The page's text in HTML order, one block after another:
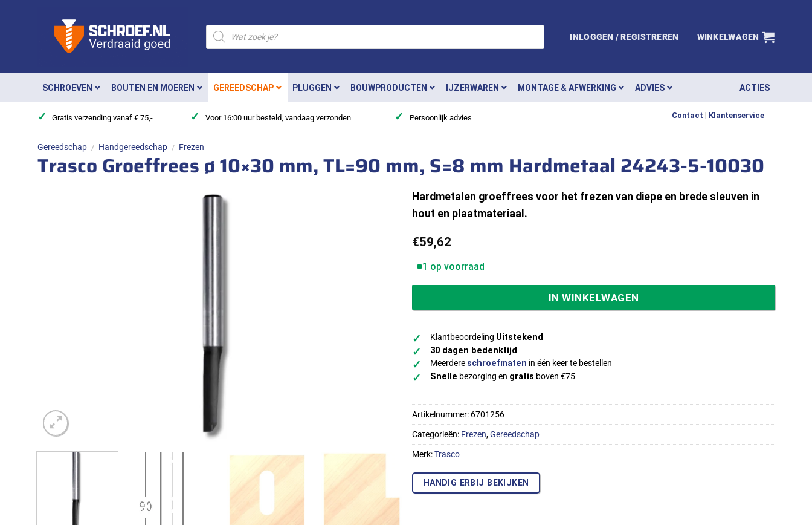
Producten
zoeken
INLOGGEN / REGISTREREN WINKELWAGEN
SCHROEVEN BOUTEN EN MOEREN GEREEDSCHAP PLUGGEN BOUWPRODUCTEN IJZERWAREN MONTAGE & AFWERKING ADVIES ACTIES
✓ Gratis verzending vanaf € 75,- ✓ Voor 16:00 uur besteld, vandaag verzonden ✓ Persoonlijk advies Contact | Klantenservice
Gereedschap / Handgereedschap / Frezen
Trasco Groeffrees ø 10×30 mm, TL=90 mm, S=8 mm Hardmetaal 24243-5-10030
Hardmetalen groeffrees voor het frezen van diepe en brede sleuven in
hout en plaatmateriaal.
€59,62
1 op voorraad
IN WINKELWAGEN
✓ Klantbeoordeling Uitstekend
✓ 30 dagen bedenktijd
✓ Meerdere schroefmaten in één keer te bestellen
✓ Snelle bezorging en gratis boven €75
Artikelnummer: 6701256
Categorieën: Frezen,Gereedschap
Merk:Trasco
HANDIG ERBIJ BEKIJKEN